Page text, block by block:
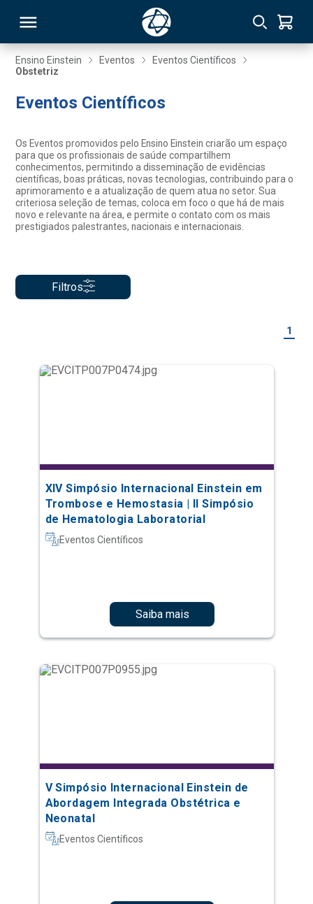
Ensino Einstein Eventos
Eventos Científicos
Obstetriz
Eventos Científicos
Os Eventos promovidos pelo Ensino Einstein criarão um espaço
para que os profissionais de saúde compartilhem
conhecimentos, permitindo a disseminação de evidências
científicas, boas práticas, novas tecnologias, contribuindo para o
aprimoramento e a atualização de quem atua no setor. Sua
criteriosa seleção de temas, coloca em foco o que há de mais
novo e relevante na área, e permite o contato com os mais
prestigiados palestrantes, nacionais e internacionais.
Filtros
1
XIV Simpósio Internacional Einstein em
Trombose e Hemostasia | II Simpósio
de Hematologia Laboratorial
Eventos Científicos
Saiba mais
V Simpósio Internacional Einstein de
Abordagem Integrada Obstétrica e
Neonatal
Eventos Científicos